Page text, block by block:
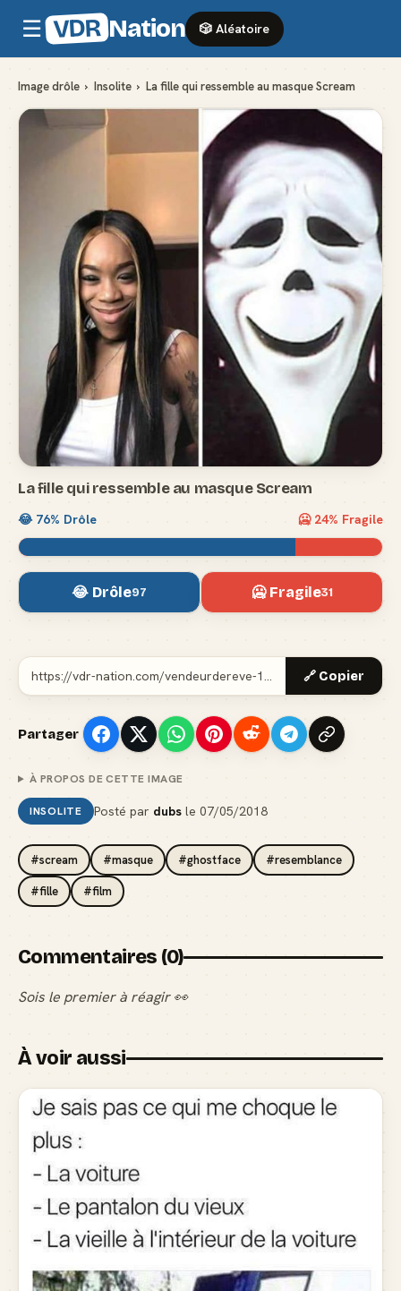
☰ VDR Nation 🎲 Aléatoire
Image drôle › Insolite › La fille qui ressemble au masque Scream
La fille qui ressemble au masque Scream
😂 76% Drôle 🥶 24% Fragile
😂 Drôle97 🥶 Fragile31
🔗 Copier
Partager
À PROPOS DE CETTE IMAGE
INSOLITE Posté par dubsle 07/05/2018
#scream #masque #ghostface #resemblance
#fille #film
Commentaires (0)
Sois le premier à réagir 👀
À voir aussi